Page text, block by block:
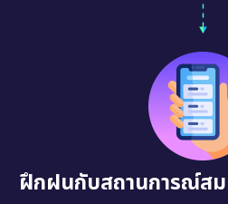
ฝึกฝนกับสถานการณ์สม